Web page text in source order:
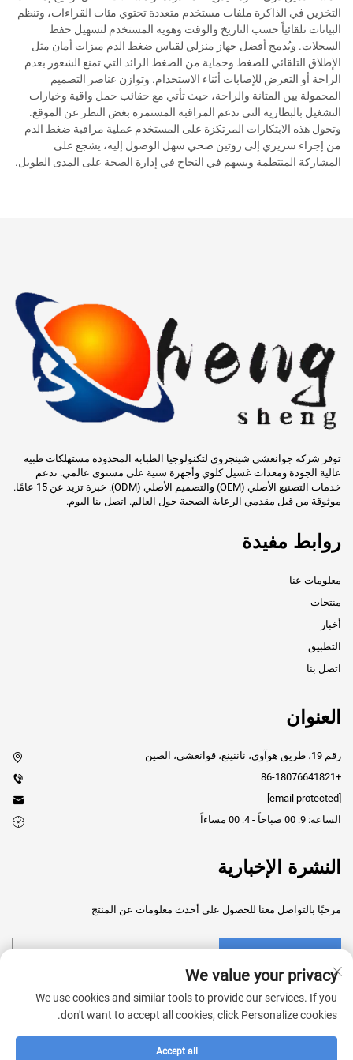
التخزين في الذاكرة ملفات مستخدم متعددة تحتوي مئات القراءات، وتنظم
البيانات تلقائياً حسب التاريخ والوقت وهوية المستخدم لتسهيل حفظ
السجلات. ويُدمج أفضل جهاز منزلي لقياس ضغط الدم ميزات أمان مثل
الإطلاق التلقائي للضغط وحماية من الضغط الزائد التي تمنع الشعور بعدم
الراحة أو التعرض للإصابات أثناء الاستخدام. وتوازن عناصر التصميم
المحمولة بين المتانة والراحة، حيث تأتي مع حقائب حمل واقية وخيارات
التشغيل بالبطارية التي تدعم المراقبة المستمرة بغض النظر عن الموقع.
وتحول هذه الابتكارات المرتكزة على المستخدم عملية مراقبة ضغط الدم
من إجراء سريري إلى روتين صحي سهل الوصول إليه، يشجع على
المشاركة المنتظمة ويسهم في النجاح في إدارة الصحة على المدى الطويل.
توفر شركة جوانغشي شينجروي لتكنولوجيا الطبابة المحدودة مستهلكات طبية
عالية الجودة ومعدات غسيل كلوي وأجهزة سنية على مستوى عالمي. تدعم
خدمات التصنيع الأصلي (OEM) والتصميم الأصلي (ODM). خبرة تزيد عن 15 عامًا.
موثوقة من قبل مقدمي الرعاية الصحية حول العالم. اتصل بنا اليوم.
روابط مفيدة
معلومات عنا
منتجات
أخبار
التطبيق
اتصل بنا
العنوان
رقم 19، طريق هوآوي، ناننينغ، قوانغشي، الصين
+86-18076641821
الساعة: 9: 00 صباحاً - 4: 00 مساءاً
النشرة الإخبارية
مرحبًا بالتواصل معنا للحصول على أحدث معلومات عن المنتج
We value your privacy
We use cookies and similar tools to provide our services. If you
don't want to accept all cookies, click Personalize cookies.
Accept all